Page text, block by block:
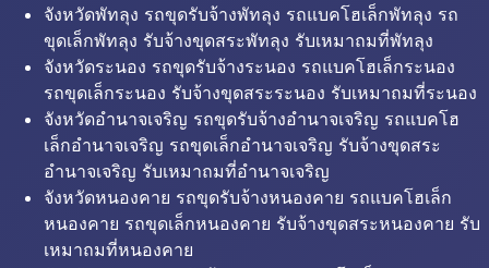
จังหวัดพัทลุง รถขุดรับจ้างพัทลุง รถแบคโฮเล็กพัทลุง รถ
ขุดเล็กพัทลุง รับจ้างขุดสระพัทลุง รับเหมาถมที่พัทลุง
จังหวัดระนอง รถขุดรับจ้างระนอง รถแบคโฮเล็กระนอง
รถขุดเล็กระนอง รับจ้างขุดสระระนอง รับเหมาถมที่ระนอง
จังหวัดอำนาจเจริญ รถขุดรับจ้างอำนาจเจริญ รถแบคโฮ
เล็กอำนาจเจริญ รถขุดเล็กอำนาจเจริญ รับจ้างขุดสระ
อำนาจเจริญ รับเหมาถมที่อำนาจเจริญ
จังหวัดหนองคาย รถขุดรับจ้างหนองคาย รถแบคโฮเล็ก
หนองคาย รถขุดเล็กหนองคาย รับจ้างขุดสระหนองคาย รับ
เหมาถมที่หนองคาย